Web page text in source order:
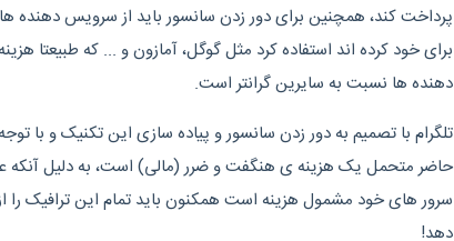
پرداخت کند، همچنین برای دور زدن سانسور باید از سرویس دهنده
برای خود کرده اند استفاده کرد مثل گوگل، آمازون و ... که طبیعتا
دهنده ها نسبت به سایرین گرانتر است.
تلگرام با تصمیم به دور زدن سانسور و پیاده سازی این تکنیک و با
حاضر متحمل یک هزینه ی هنگفت و ضرر (مالی) است، به دلیل آنکه
سرور های خود مشمول هزینه است همکنون باید تمام این ترافیک
دهد!